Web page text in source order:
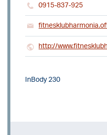
0915-837-925
http://
InBody 230